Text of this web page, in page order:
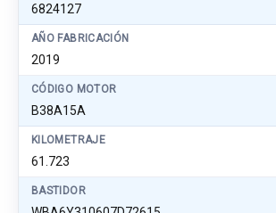
6824127
AÑO FABRICACIÓN
2019
CÓDIGO MOTOR
B38A15A
KILOMETRAJE
61.723
BASTIDOR